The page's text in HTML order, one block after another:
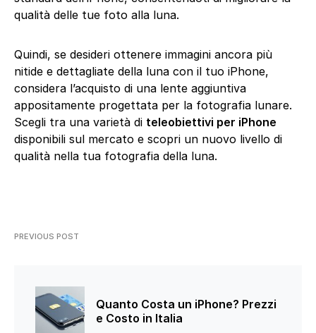
qualità delle tue foto alla luna.
Quindi, se desideri ottenere immagini ancora più
nitide e dettagliate della luna con il tuo iPhone,
considera l’acquisto di una lente aggiuntiva
appositamente progettata per la fotografia lunare.
Scegli tra una varietà di teleobiettivi per iPhone
disponibili sul mercato e scopri un nuovo livello di
qualità nella tua fotografia della luna.
PREVIOUS POST
Quanto Costa un iPhone? Prezzi
e Costo in Italia